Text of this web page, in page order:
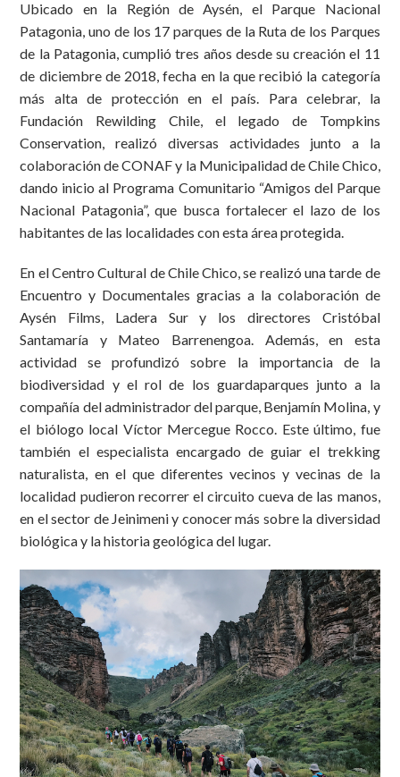
Ubicado en la Región de Aysén, el Parque Nacional
Patagonia, uno de los 17 parques de la Ruta de los Parques
de la Patagonia, cumplió tres años desde su creación el 11
de diciembre de 2018, fecha en la que recibió la categoría
más alta de protección en el país. Para celebrar, la
Fundación Rewilding Chile, el legado de Tompkins
Conservation, realizó diversas actividades junto a la
colaboración de CONAF y la Municipalidad de Chile Chico,
dando inicio al Programa Comunitario “Amigos del Parque
Nacional Patagonia”, que busca fortalecer el lazo de los
habitantes de las localidades con esta área protegida.
En el Centro Cultural de Chile Chico,se realizó una tarde de
Encuentro y Documentales gracias a la colaboración de
Aysén Films, Ladera Sur y los directores Cristóbal
Santamaría y Mateo Barrenengoa. Además, en esta
actividad se profundizó sobre la importancia de la
biodiversidad y el rol de los guardaparques junto a la
compañía del administrador del parque, Benjamín Molina, y
el biólogo local Víctor Mercegue Rocco. Este último, fue
también el especialista encargado de guiar el trekking
naturalista, en el que diferentes vecinos y vecinas de la
localidad pudieron recorrer el circuito cueva de las manos,
en el sector de Jeinimeni y conocer más sobre la diversidad
biológica y la historia geológica del lugar.